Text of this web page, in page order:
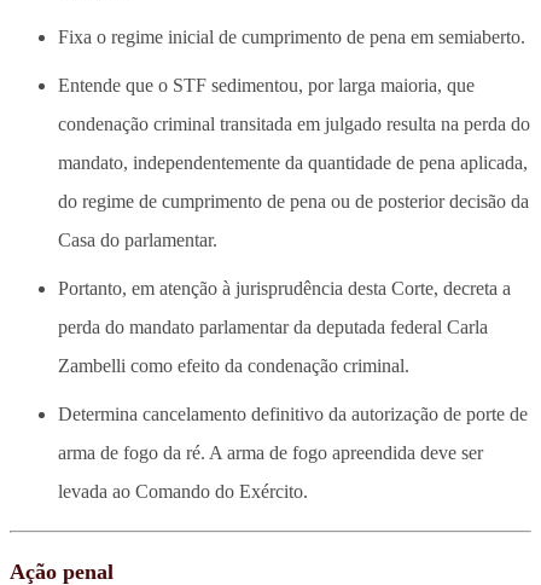
Fixa o regime inicial de cumprimento de pena em semiaberto.
Entende que o STF sedimentou, por larga maioria, que
condenação criminal transitada em julgado resulta na perda do
mandato, independentemente da quantidade de pena aplicada,
do regime de cumprimento de pena ou de posterior decisão da
Casa do parlamentar.
Portanto, em atenção à jurisprudência desta Corte, decreta a
perda do mandato parlamentar da deputada federal Carla
Zambelli como efeito da condenação criminal.
Determina cancelamento definitivo da autorização de porte de
arma de fogo da ré. A arma de fogo apreendida deve ser
levada ao Comando do Exército.
Ação penal